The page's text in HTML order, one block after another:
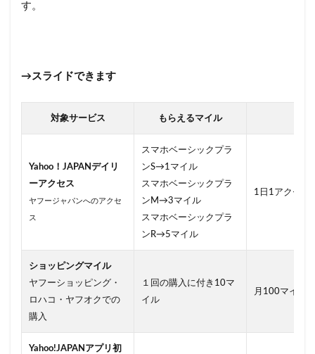
す。
→スライドできます
対象サービス もらえるマイル
Yahoo！JAPANデイリ
ーアクセス
ヤフージャパンへのアクセ
ス
スマホベーシックプラ
ンS→1マイル
スマホベーシックプラ
ンM→3マイル
スマホベーシックプラ
ンR→5マイル
1日1アクセス
ショッピングマイル
ヤフーショッピング・
ロハコ・ヤフオクでの
購入
１回の購入に付き10マ
イル
月100マイル
Yahoo!JAPANアプリ初